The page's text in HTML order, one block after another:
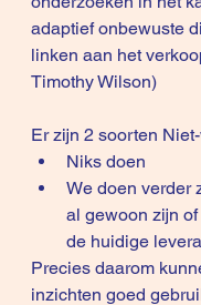
adaptief onbewuste
linken aan het
Timothy Wilson)
Er zijn 2 soorten
Niks doen
We doen verder
al gewoon zijn
de huidige
Precies daarom
inzichten goed